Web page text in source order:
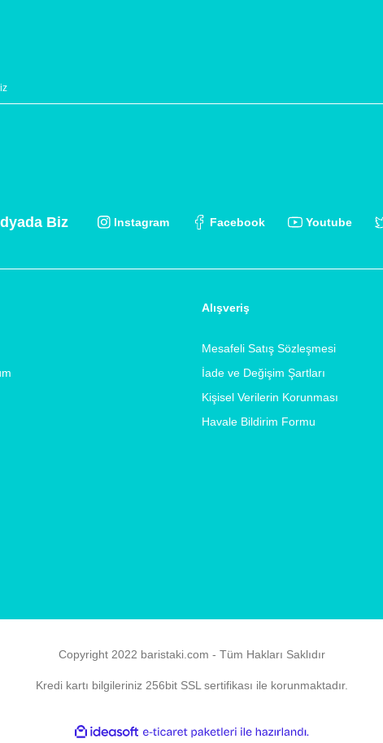
Biz Instagram Facebook Youtube
Alışveriş
Mesafeli Satış Sözleşmesi
İade ve Değişim Şartları
Kişisel Verilerin Korunması
Havale Bildirim Formu
Copyright 2022 baristaki.com - Tüm Hakları Saklıdır
Kredi kartı bilgileriniz 256bit SSL sertifikası ile korunmaktadır.
ideasoft
e-